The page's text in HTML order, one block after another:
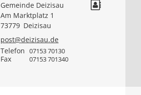
Gemeinde Deizisau
Am Marktplatz 1
73779 Deizisau
post@deizisau.de
Telefon 07153 70130
Fax 07153 701340